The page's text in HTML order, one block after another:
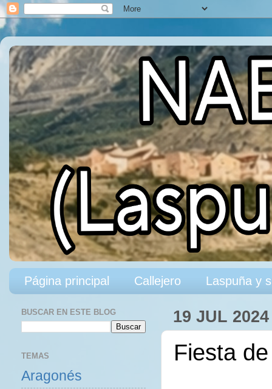
Página principal Callejero Laspuña y
19 JUL 2024
Fiesta
BUSCAR EN ESTE BLOG
TEMAS
Aragonés